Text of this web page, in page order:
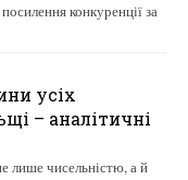
конкуренції за
усіх
– аналітичні
лише чисельністю, а й